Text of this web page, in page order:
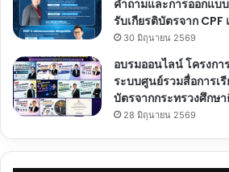
คำถามและการออกแบ
รับเกียรติบัตรจาก
30 มิถุนายน 2569
อบรมออนไลน์ โครงก
ระบบศูนย์รวมสื่อการเ
บัตรจากกระทรวงศึกษ
28 มิถุนายน 2569